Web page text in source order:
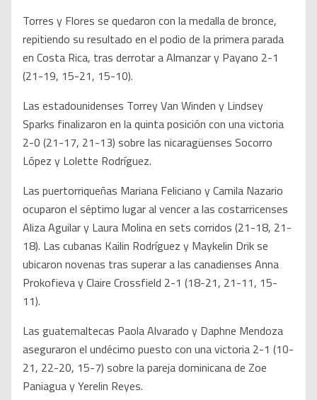
Torres y Flores se quedaron con la medalla de bronce,
repitiendo su resultado en el podio de la primera parada
en Costa Rica, tras derrotar a Almanzar y Payano 2-1
(21-19, 15-21, 15-10).
Las estadounidenses Torrey Van Winden y Lindsey
Sparks finalizaron en la quinta posición con una victoria
2-0 (21-17, 21-13) sobre las nicaragüenses Socorro
López y Lolette Rodríguez.
Las puertorriqueñas Mariana Feliciano y Camila Nazario
ocuparon el séptimo lugar al vencer a las costarricenses
Aliza Aguilar y Laura Molina en sets corridos (21-18, 21-
18). Las cubanas Kailin Rodríguez y Maykelin Drik se
ubicaron novenas tras superar a las canadienses Anna
Prokofieva y Claire Crossfield 2-1 (18-21, 21-11, 15-
11).
Las guatemaltecas Paola Alvarado y Daphne Mendoza
aseguraron el undécimo puesto con una victoria 2-1 (10-
21, 22-20, 15-7) sobre la pareja dominicana de Zoe
Paniagua y Yerelin Reyes.